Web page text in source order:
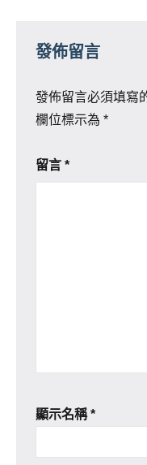
發佈留言
發佈留言必須填寫
欄位標示為 *
留言 *
顯示名稱*